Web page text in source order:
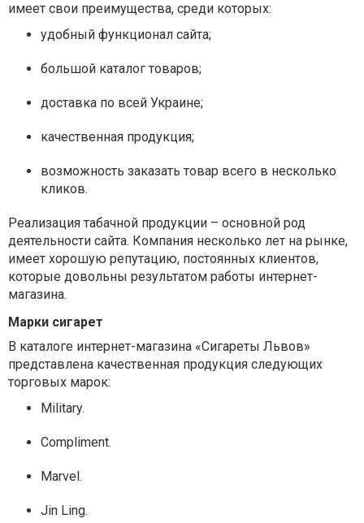
имеет свои преимущества, среди которых:
удобный функционал сайта;
большой каталог товаров;
доставка по всей Украине;
качественная продукция;
возможность заказать товар всего в несколько
кликов.
Реализация табачной продукции – основной род
деятельности сайта. Компания несколько лет на рынке,
имеет хорошую репутацию, постоянных клиентов,
которые довольны результатом работы интернет-
магазина.
Марки сигарет
В каталоге интернет-магазина «Сигареты Львов»
представлена качественная продукция следующих
торговых марок:
Military.
Compliment.
Marvel.
Jin Ling.